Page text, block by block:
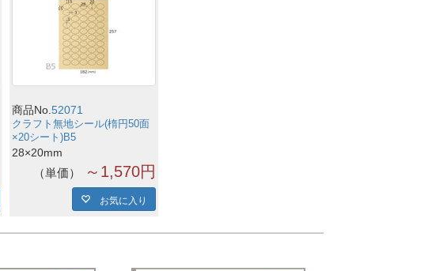
商品No.52071
クラフト無地シール(楕円50面
×20シート)B5
28×20mm
単価 ～1,570円
お気に入り